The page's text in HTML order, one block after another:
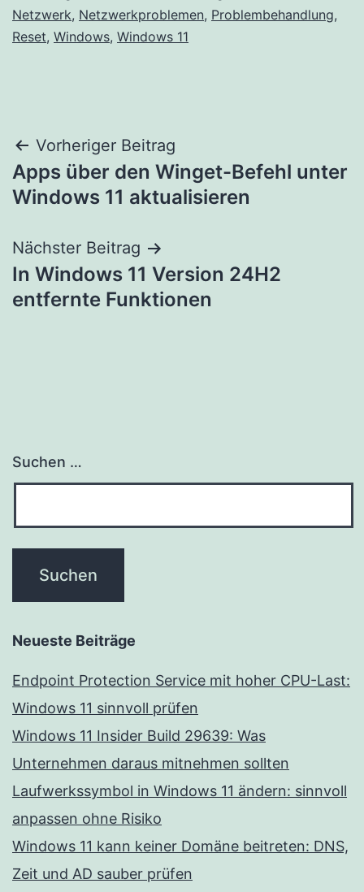
Netzwerk, Netzwerkproblemen, Problembehandlung,
Reset, Windows, Windows 11
Beitragsnavigation
Vorheriger Beitrag
Apps über den Winget-Befehl unter
Windows 11 aktualisieren
Nächster Beitrag
In Windows 11 Version 24H2
entfernte Funktionen
Suchen …
Neueste Beiträge
Endpoint Protection Service mit hoher CPU-Last:
Windows 11 sinnvoll prüfen
Windows 11 Insider Build 29639: Was
Unternehmen daraus mitnehmen sollten
Laufwerkssymbol in Windows 11 ändern: sinnvoll
anpassen ohne Risiko
Windows 11 kann keiner Domäne beitreten: DNS,
Zeit und AD sauber prüfen